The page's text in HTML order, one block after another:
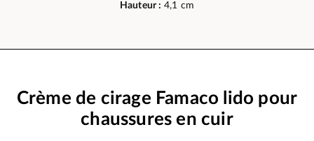
Hauteur : 4,1 cm
Crème de cirage Famaco lido pour
chaussures en cuir